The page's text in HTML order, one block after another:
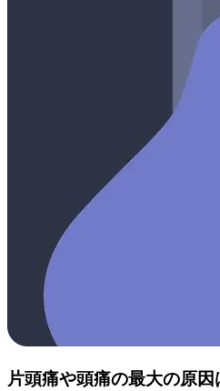
片頭痛や頭痛の最大の原